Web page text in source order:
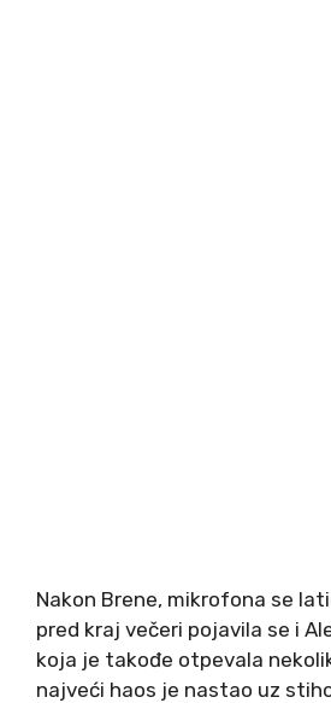
Nakon Brene, mikrofona se
pred kraj večeri pojavila se i
koja je takođe otpevala
najveći haos je nastao uz